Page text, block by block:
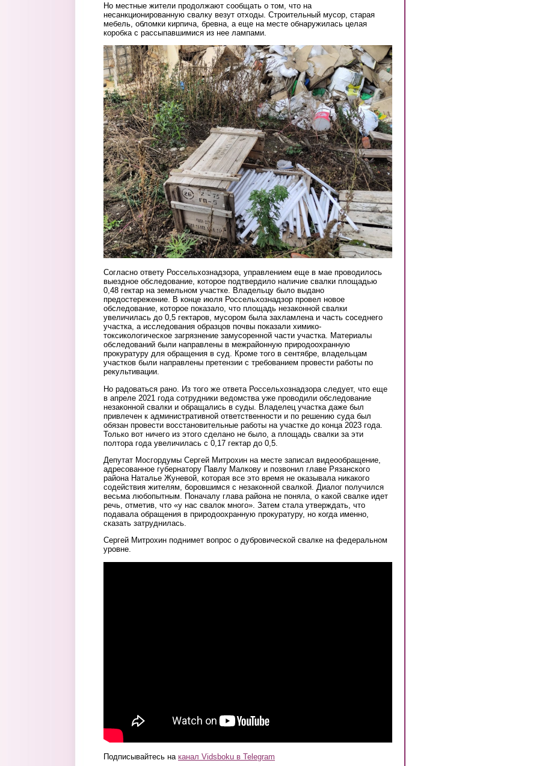
Но местные жители продолжают сообщать о том, что на
несанкционированную свалку везут отходы. Строительный мусор, старая
мебель, обломки кирпича, бревна, а еще на месте обнаружилась целая
коробка с рассыпавшимися из нее лампами.
22_lampy.png
Согласно ответу Россельхознадзора, управлением еще в мае проводилось
выездное обследование, которое подтвердило наличие свалки площадью
0,48 гектар на земельном участке. Владельцу было выдано
предостережение. В конце июля Россельхознадзор провел новое
обследование, которое показало, что площадь незаконной свалки
увеличилась до 0,5 гектаров, мусором была захламлена и часть соседнего
участка, а исследования образцов почвы показали химико-
токсикологическое загрязнение замусоренной части участка. Материалы
обследований были направлены в межрайонную природоохранную
прокуратуру для обращения в суд. Кроме того в сентябре, владельцам
участков были направлены претензии с требованием провести работы по
рекультивации.
Но радоваться рано. Из того же ответа Россельхознадзора следует, что еще
в апреле 2021 года сотрудники ведомства уже проводили обследование
незаконной свалки и обращались в суды. Владелец участка даже был
привлечен к административной ответственности и по решению суда был
обязан провести восстановительные работы на участке до конца 2023 года.
Только вот ничего из этого сделано не было, а площадь свалки за эти
полтора года увеличилась с 0,17 гектар до 0,5.
Депутат Мосгордумы Сергей Митрохин на месте записал видеообращение,
адресованное губернатору Павлу Малкову и позвонил главе Рязанского
района Наталье Жуневой, которая все это время не оказывала никакого
содействия жителям, боровшимся с незаконной свалкой. Диалог получился
весьма любопытным. Поначалу глава района не поняла, о какой свалке идет
речь, отметив, что «у нас свалок много». Затем стала утверждать, что
подавала обращения в природоохранную прокуратуру, но когда именно,
сказать затруднилась.
Сергей Митрохин поднимет вопрос о дубровической свалке на федеральном
уровне.
Подписывайтесь на канал Vidsboku в Telegram